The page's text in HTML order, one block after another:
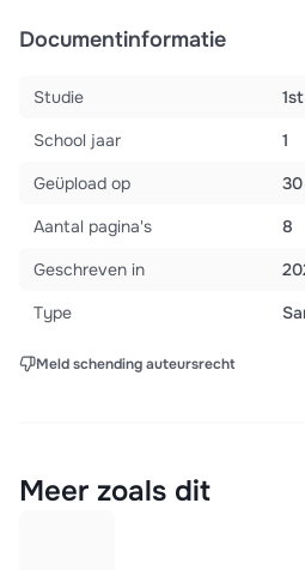
Documentinformatie
Studie
School jaar
1
Geüpload op
Aantal pagina's
8
Geschreven in
Type
Meld schending auteursrecht
Meer zoals dit